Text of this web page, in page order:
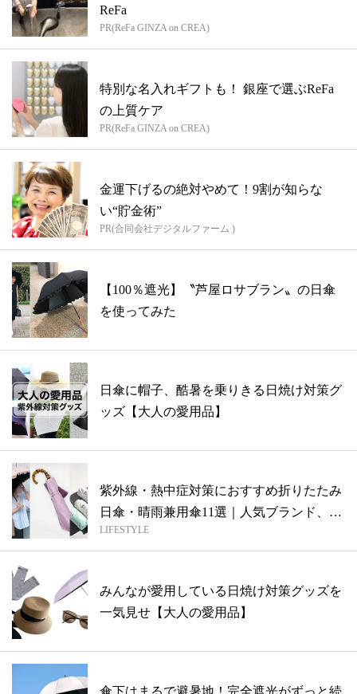
ReFa
PR(ReFa GINZA on CREA)
特別な名入れギフトも！ 銀座で選ぶReFa
の上質ケア
PR(ReFa GINZA on CREA)
金運下げるの絶対やめて！9割が知らな
い“貯金術”
PR(合同会社デジタルファーム )
【100％遮光】〝芦屋ロサブラン〟の日傘
を使ってみた
日傘に帽子、酷暑を乗りきる日焼け対策グ
ッズ【大人の愛用品】
紫外線・熱中症対策におすすめ折りたたみ
日傘・晴雨兼用傘11選｜人気ブランド、完
全...
LIFESTYLE
みんなが愛用している日焼け対策グッズを
一気見せ【大人の愛用品】
傘下はまるで避暑地！完全遮光がずっと続